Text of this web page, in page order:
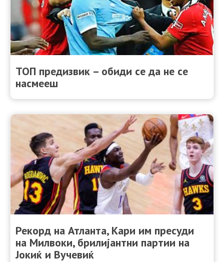
ТОП предизвик – обиди се да не се
насмееш
Рекорд на Атланта, Кари им пресуди
на Милвоки, брилијантни партии на
Јокиќ и Вучевиќ